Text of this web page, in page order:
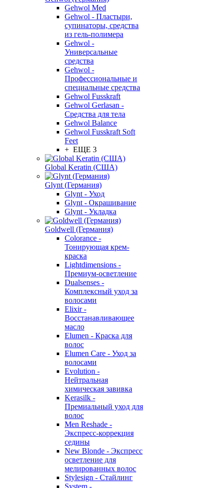
Gehwol Med
Gehwol - Пластыри,
супинаторы, средства
из гель-полимера
Gehwol -
Универсальные
средства
Gehwol -
Профессиональные и
специальные средства
Gehwol Fusskraft
Gehwol Gerlasan -
Средства для тела
Gehwol Balance
Gehwol Fusskraft Soft
Feet
+ ЕЩЕ 3
Global Keratin (США)
Glynt (Германия)
Glynt - Уход
Glynt - Окрашивание
Glynt - Укладка
Goldwell (Германия)
Colorance -
Тонирующая крем-
краска
Lightdimensions -
Премиум-осветление
Dualsenses -
Комплексный уход за
волосами
Elixir -
Восстанавливающее
масло
Elumen - Краска для
волос
Elumen Care - Уход за
волосами
Evolution -
Нейтральная
химическая завивка
Kerasilk -
Премиальный уход для
волос
Men Reshade -
Экспресс-коррекция
седины
New Blonde - Экспресс
осветление для
мелированных волос
Stylesign - Стайлинг
System -